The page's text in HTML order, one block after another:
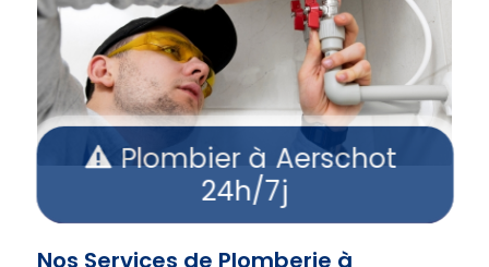
Nos Services de Plomberie à
Plombier à Aerschot
24h/7j